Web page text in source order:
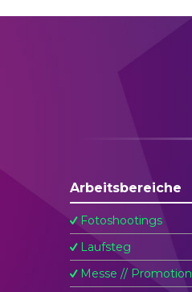
Arbeitsbereiche
Fotoshootings
Laufsteg
Messe // Promotion